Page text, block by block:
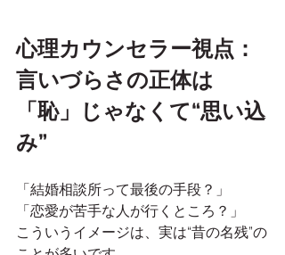
心理カウンセラー視点：
言いづらさの正体は
「恥」じゃなくて“思い込
み”
「結婚相談所って最後の手段？」
「恋愛が苦手な人が行くところ？」
こういうイメージは、実は“昔の名残”の